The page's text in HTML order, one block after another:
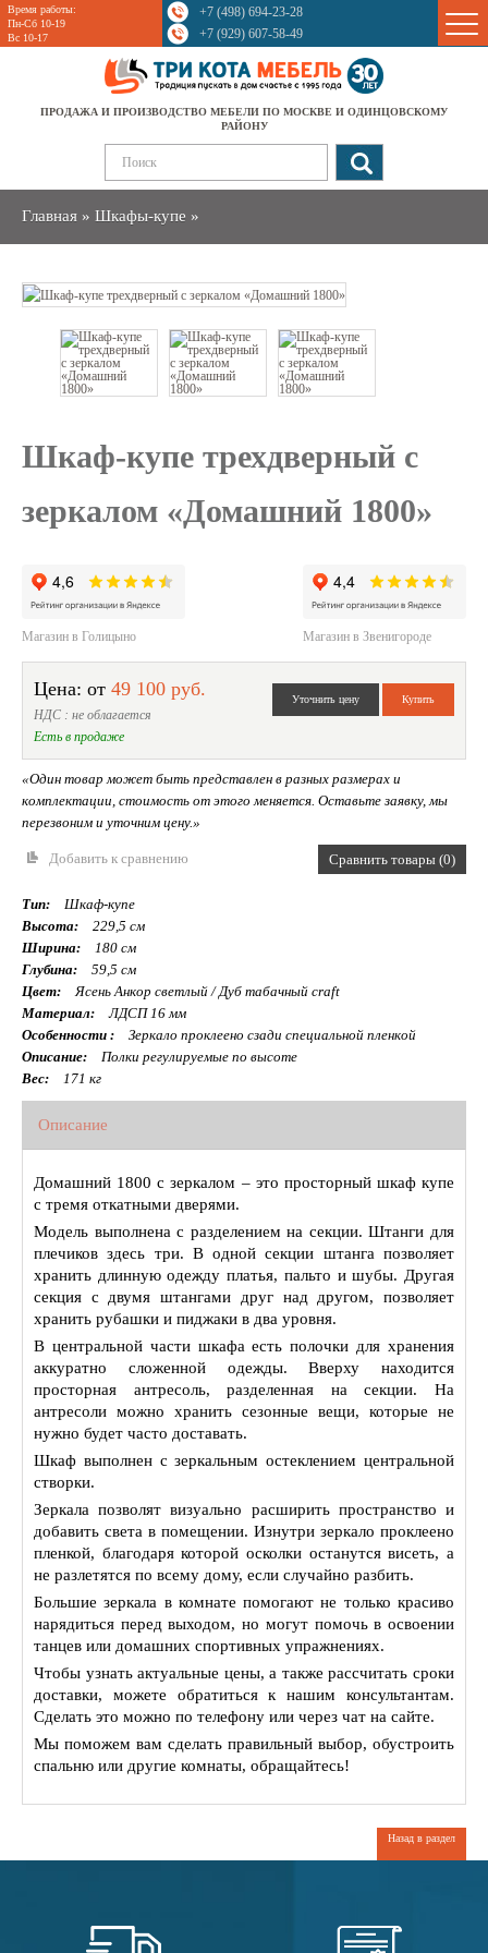
Время работы:
Пн-Сб 10-19
Вс 10-17
+7 (498) 694-23-28
+7 (929) 607-58-49
ПРОДАЖА И ПРОИЗВОДСТВО МЕБЕЛИ ПО МОСКВЕ И ОДИНЦОВСКОМУ
РАЙОНУ
Главная » Шкафы-купе »
Sale
Шкаф-купе трехдверный с
зеркалом «Домашний 1800»
Магазин в Голицыно Магазин в Звенигороде
Цена: от 49 100 руб.
НДС : не облагается
Есть в продаже
«Один товар может быть представлен в разных размерах и
комплектации, стоимость от этого меняется. Оставьте заявку, мы
перезвоним и уточним цену.»
Добавить к сравнению Сравнить товары (0)
Тип:
Шкаф-купе
Высота:
229,5 см
Ширина:
180 см
Глубина:
59,5 см
Цвет:
Ясень Анкор светлый / Дуб табачный craft
Материал:
ЛДСП 16 мм
Особенности :
Зеркало проклеено сзади специальной пленкой
Описание:
Полки регулируемые по высоте
Вес:
171 кг
Описание
Домашний 1800 с зеркалом – это просторный шкаф купе
с тремя откатными дверями.
Модель выполнена с разделением на секции. Штанги для
плечиков здесь три. В одной секции штанга позволяет
хранить длинную одежду платья, пальто и шубы. Другая
секция с двумя штангами друг над другом, позволяет
хранить рубашки и пиджаки в два уровня.
В центральной части шкафа есть полочки для хранения
аккуратно сложенной одежды. Вверху находится
просторная антресоль, разделенная на секции. На
антресоли можно хранить сезонные вещи, которые не
нужно будет часто доставать.
Шкаф выполнен с зеркальным остеклением центральной
створки.
Зеркала позволят визуально расширить пространство и
добавить света в помещении. Изнутри зеркало проклеено
пленкой, благодаря которой осколки останутся висеть, а
не разлетятся по всему дому, если случайно разбить.
Большие зеркала в комнате помогают не только красиво
нарядиться перед выходом, но могут помочь в освоении
танцев или домашних спортивных упражнениях.
Чтобы узнать актуальные цены, а также рассчитать сроки
доставки, можете обратиться к нашим консультантам.
Сделать это можно по телефону или через чат на сайте.
Мы поможем вам сделать правильный выбор, обустроить
спальню или другие комнаты, обращайтесь!
Назад в раздел